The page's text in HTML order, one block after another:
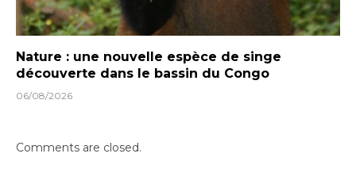
Nature : une nouvelle espèce de singe
découverte dans le bassin du Congo
06/08/2026
Comments are closed.